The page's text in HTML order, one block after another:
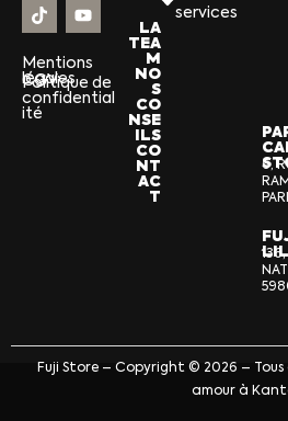
Mentions
légales
CGV
Politique de
confidential
ité
services
LA
TEA
M
NO
S
CO
NSE
ILS
CO
NT
AC
T
6,
136,
Fuji Store – Copyright © 2026 –
amour à